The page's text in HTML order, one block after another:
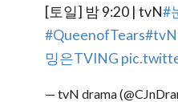
[토일] 밤 9:20 | tvN#
#QueenofTears#tvN
밍은TVING
— tvN drama